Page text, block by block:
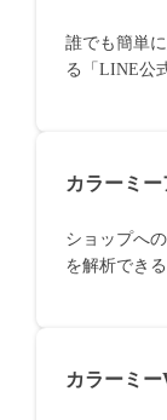
誰でも簡単
る「LINE公
カラーミ
ショップへ
を解析でき
カラーミ